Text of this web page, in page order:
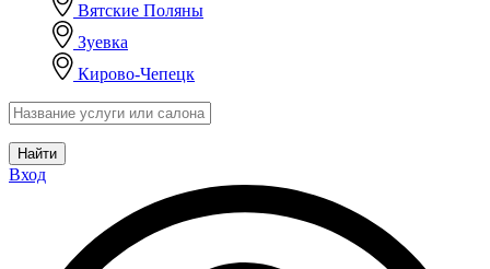
Вятские Поляны
Зуевка
Кирово-Чепецк
Найти
Вход